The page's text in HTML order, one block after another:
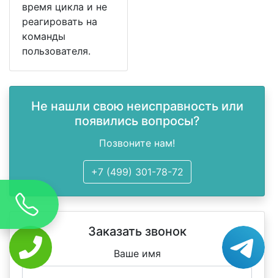
время цикла и не
реагировать на
команды
пользователя.
Не нашли свою неисправность или
появились вопросы?
Позвоните нам!
+7 (499) 301-78-72
Заказать звонок
Ваше имя